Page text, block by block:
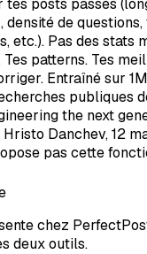
posts passés
de questions,
etc.). Pas des stats
Tes patterns. Tes
Entraîné sur
publiques
the next
Hristo Danchev, 12
pas cette
chez
deux outils.